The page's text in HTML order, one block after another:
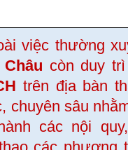
việc thường
còn duy
trên địa bàn
chuyên sâu
các nội